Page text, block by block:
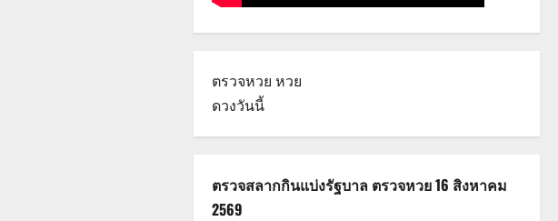
ตรวจหวย หวย
ดวงวันนี้
ตรวจสลากกินแบ่งรัฐบาล ตรวจหวย 16 สิงหาคม
2569